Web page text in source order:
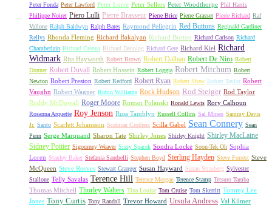
Peter Fonda Peter Lawford Peter Lorre Peter Sellers Peter Woodthorpe Phil Harris
Philippe Noiret Piero Lulli Pierre Brasseur Pierre Brice Pierre Grasset Pierre Richard Raf
Vallone Ralph Baldwyn Ralph Bates Raymond Pellegrin Red Buttons Reginald Gardiner
Rellys Rhonda Fleming Richard Bakalyan Richard Burton Richard Carlson Richard
Chamberlain Richard Crenna Richard Denning Richard Gere Richard Kiel Richard
Widmark Rita Hayworth Robert Brown Robert Dalban Robert De Niro Robert
Donner Robert Duvall Robert Hossein Robert Loggia Robert Mitchum Robert
Newton Robert Preston Robert Redford Robert Ryan Robert Shaw Robert Taylor Robert
Vaughn Robert Wagner Robin Williams Rock Hudson Rod Steiger Rod Taylor
Roddy McDowall Roger Moore Roman Polanski Ronald Lewis Rory Calhoun
Rosanna Arquette Roy Jenson Russ Tamblyn Russell Collins Sal Mineo Sammy Davis
Jr. Santo Scarlett Johansson Scatman Crothers Scilla Gabel Sean Connery Sean
Penn Serge Marquand Sharon Tate Shirley Jones Shirley Knight Shirley MacLaine
Sidney Poitier Sigourney Weaver Sissy Spacek Sondra Locke Soon-Tek Oh Sophia
Loren Stanley Baker Stefania Sandrelli Stephen Boyd Sterling Hayden Steve Forrest Steve
McQueen Steve Reeves Stewart Granger Susan Hayward Susan Strasberg Sylvester
Stallone Telly Savalas Terence Hill Terence Morgan Terence Stamp Tetsuro Tamba
Thomas Mitchell Thorley Walters Tina Louise Tom Cruise Tom Skerritt Tommy Lee
Jones Tony Curtis Tony Randall Trevor Howard Ursula Andress Val Kilmer